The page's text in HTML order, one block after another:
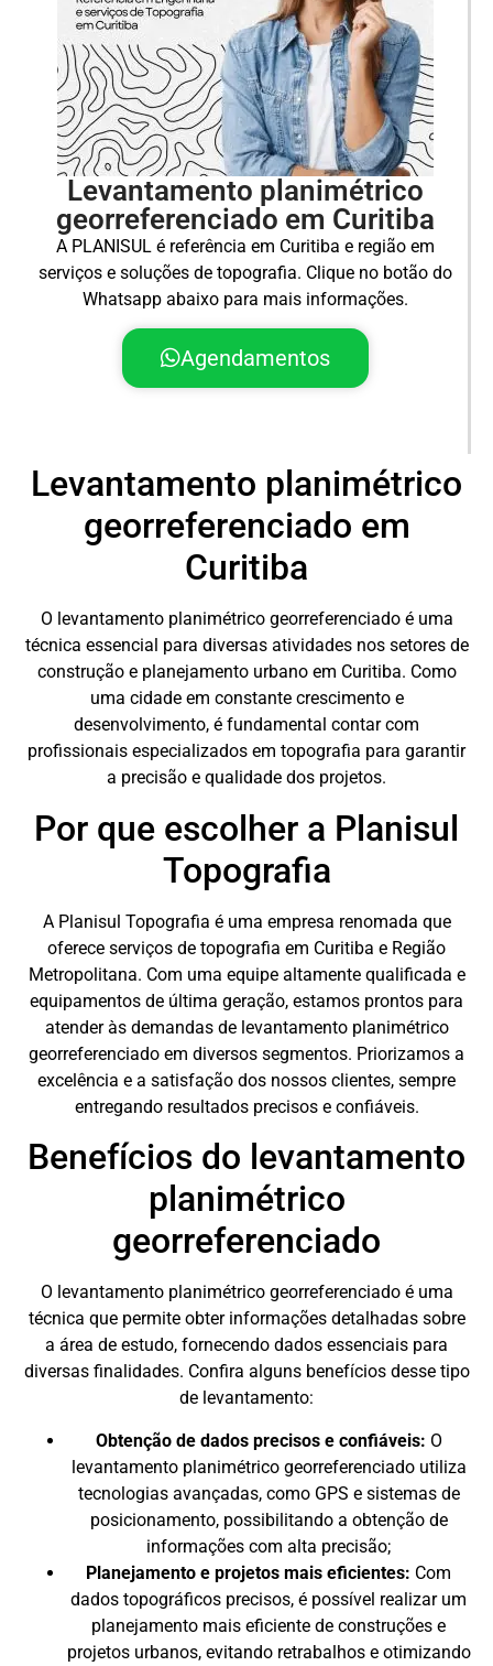
Levantamento planimétrico
georreferenciado em Curitiba
A PLANISUL é referência em Curitiba e região em
serviços e soluções de topografia. Clique no botão do
Whatsapp abaixo para mais informações.
Agendamentos
Levantamento planimétrico
georreferenciado em
Curitiba
O levantamento planimétrico georreferenciado é uma
técnica essencial para diversas atividades nos setores de
construção e planejamento urbano em Curitiba. Como
uma cidade em constante crescimento e
desenvolvimento, é fundamental contar com
profissionais especializados em topografia para garantir
a precisão e qualidade dos projetos.
Por que escolher a Planisul
Topografia
A Planisul Topografia é uma empresa renomada que
oferece serviços de topografia em Curitiba e Região
Metropolitana. Com uma equipe altamente qualificada e
equipamentos de última geração, estamos prontos para
atender às demandas de levantamento planimétrico
georreferenciado em diversos segmentos. Priorizamos a
excelência e a satisfação dos nossos clientes, sempre
entregando resultados precisos e confiáveis.
Benefícios do levantamento
planimétrico
georreferenciado
O levantamento planimétrico georreferenciado é uma
técnica que permite obter informações detalhadas sobre
a área de estudo, fornecendo dados essenciais para
diversas finalidades. Confira alguns benefícios desse tipo
de levantamento:
Obtenção de dados precisos e confiáveis: O
levantamento planimétrico georreferenciado utiliza
tecnologias avançadas, como GPS e sistemas de
posicionamento, possibilitando a obtenção de
informações com alta precisão;
Planejamento e projetos mais eficientes: Com
dados topográficos precisos, é possível realizar um
planejamento mais eficiente de construções e
projetos urbanos, evitando retrabalhos e otimizando